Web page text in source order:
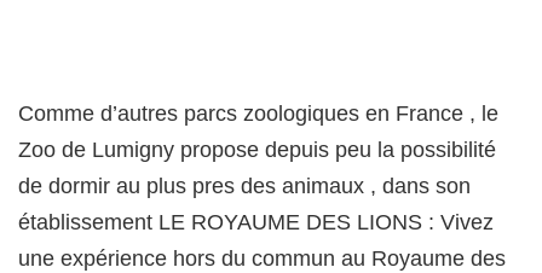
Comme d’autres parcs zoologiques en France , le
Zoo de Lumigny propose depuis peu la possibilité
de dormir au plus pres des animaux , dans son
établissement LE ROYAUME DES LIONS : Vivez
une expérience hors du commun au Royaume des